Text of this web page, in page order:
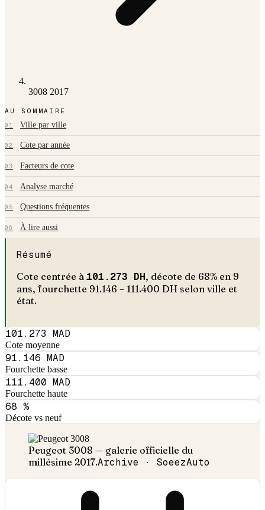
3008 2017
AU SOMMAIRE
01 Ville par ville
02 Cote par année
03 Facteurs de cote
04 Analyse marché
05 Questions fréquentes
06 À lire aussi
Résumé
Cote centrée à 101.273 DH, décote de 68% en 9
ans, fourchette 91.146 – 111.400 DH selon ville et
état.
101.273 MAD
Cote moyenne
91.146 MAD
Fourchette basse
111.400 MAD
Fourchette haute
68 %
Décote vs neuf
Peugeot 3008 — galerie officielle du
millésime 2017.Archive · SoeezAuto